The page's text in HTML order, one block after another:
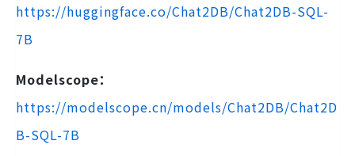
https://huggingface.co/Chat2DB/Chat2DB-SQL-
7B
Modelscope：
https://modelscope.cn/models/Chat2DB/Chat2D
B-SQL-7B